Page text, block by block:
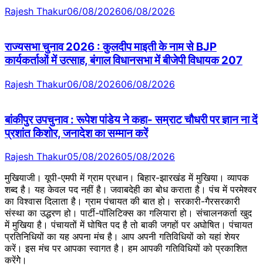
Rajesh Thakur06/08/202606/08/2026
राज्यसभा चुनाव 2026 : कुलदीप माइती के नाम से BJP
कार्यकर्ताओं में उत्साह, बंगाल विधानसभा में बीजेपी विधायक 207
Rajesh Thakur06/08/202606/08/2026
बांकीपुर उपचुनाव : रूपेश पांडेय ने कहा- सम्राट चौधरी पर ज्ञान ना दें
प्रशांत किशोर, जनादेश का सम्मान करें
Rajesh Thakur05/08/202605/08/2026
मुखियाजी। यूपी-एमपी में ग्राम प्रधान। बिहार-झारखंड में मुखिया। व्यापक
शब्द है। यह केवल पद नहीं है। जवाबदेही का बोध कराता है। पंच में परमेश्वर
का विश्वास दिलाता है। ग्राम पंचायत की बात हो। सरकारी-गैरसरकारी
संस्था का उद्धरण हो। पार्टी-पॉलिटिक्स का गलियारा हो। संचालनकर्ता खुद
में मुखिया है। पंचायतों में घोषित पद है तो बाकी जगहों पर अघोषित। पंचायत
प्रतिनिधियों का यह अपना मंच है। आप अपनी गतिविधियों को यहां शेयर
करें। इस मंच पर आपका स्वागत है। हम आपकी गतिविधियों को प्रकाशित
करेंगेे।